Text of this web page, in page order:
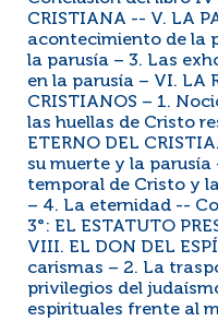
CRISTIANA -- V. LA
acontecimiento de la
la parusía – 3. Las
en la parusía – VI. LA
CRISTIANOS – 1.
las huellas de Cristo
ETERNO DEL
su muerte y la parusía
temporal de Cristo y
– 4. La eternidad --
3°: EL ESTATUTO
VIII. EL DON DEL
carismas – 2. La
privilegios del
espirituales frente al